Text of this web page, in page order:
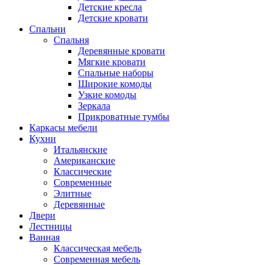
Детские кресла
Детские кровати
Спальни
Спальня
Деревянные кровати
Мягкие кровати
Спальные наборы
Широкие комоды
Узкие комоды
Зеркала
Прикроватные тумбы
Каркасы мебели
Кухни
Итальянские
Американские
Классические
Современные
Элитные
Деревянные
Двери
Лестницы
Ванная
Классическая мебель
Современная мебель